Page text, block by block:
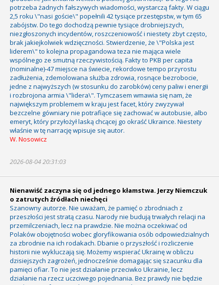
potrzeba żadnych fałszywych wiadomości, wystarczą fakty. W ciągu
2,5 roku \"nasi goście\" popełnili 42 tysiące przestępstw, w tym 65
zabójstw. Do tego dochodzą pewnie tysiące drobniejszych,
niezgłoszonych incydentów, roszczeniowość i niestety zbyt często,
brak jakiejkolwiek wdzięczności. Stwierdzenie, że \"Polska jest
liderem\" to kolejna propagandowa teza nie mająca wiele
wspólnego ze smutną rzeczywistością. Fakty to PKB per capita
(nominalne)-47 miejsce na świecie, rekordowe tempo przyrostu
zadłużenia, zdemolowana służba zdrowia, rosnące bezrobocie,
jedne z najwyższych (w stosunku do zarobków) ceny paliw i energii
i rozbrojona armia \"lidera\". Tymczasem wmawia się nam, że
największym problemem w kraju jest facet, który zwyzywał
bezczelne gówniary nie potrafiące się zachować w autobusie, albo
emeryt, który przyłożył laską chcącej go okraść Ukraince. Niestety
właśnie w tę narrację wpisuje się autor.
W. Nosowicz
2026-08-04 20:31:03
Nienawiść zaczyna się od jednego kłamstwa. Jerzy Niemczuk
o zatrutych źródłach niechęci
Szanowny autorze. Nie uważam, że pamięć o zbrodniach z
przeszłości jest stratą czasu. Narody nie budują trwałych relacji na
przemilczeniach, lecz na prawdzie. Nie można oczekiwać od
Polaków obojętności wobec gloryfikowania osób odpowiedzialnych
za zbrodnie na ich rodakach. Dbanie o przyszłość i rozliczenie
historii nie wykluczają się. Możemy wspierać Ukrainę w obliczu
dzisiejszych zagrożeń, jednocześnie domagając się szacunku dla
pamięci ofiar. To nie jest działanie przeciwko Ukrainie, lecz
działanie na rzecz uczciwego pojednania. Bez prawdy nie będzie